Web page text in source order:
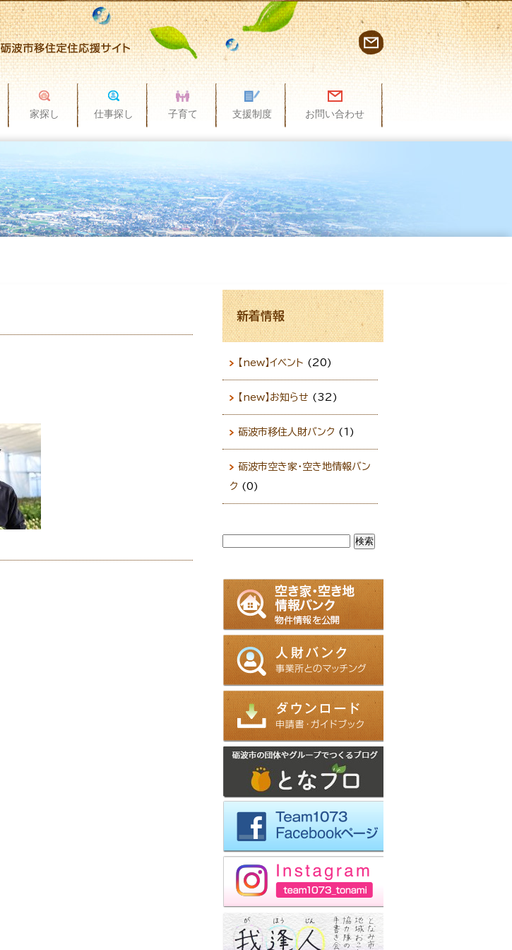
家探し 仕事探し 子育て 支援制度 お問い合わせ
新着情報
【new】イベント (20)
【new】お知らせ (32)
砺波市移住人財バンク (1)
砺波市空き家・空き地情報バン
ク (0)